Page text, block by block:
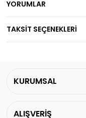
YORUMLAR
TAKSİT SEÇENEKLERİ
KURUMSAL
ALIŞVERİŞ